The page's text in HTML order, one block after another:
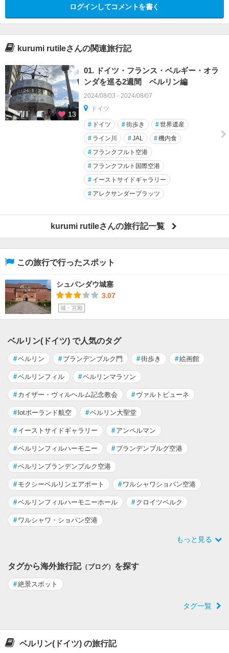
ログインしてコメントを書く
kurumi rutileさんの関連旅行記
13
01. ドイツ・フランス・ベルギー・オラ
ンダを巡る2週間 ベルリン編
2024/08/03 - 2024/08/07
ドイツ
# ドイツ #街歩き #世界遺産
# ライン川 #JAL #機内食
# フランクフルト空港
# フランクフルト国際空港
# イーストサイドギャラリー
# アレクサンダープラッツ
kurumi rutileさんの旅行記一覧
この旅行で行ったスポット
シュパンダウ城塞
3.07
城・宮殿
ベルリン(ドイツ) で人気のタグ
#ベルリン # ブランデンブルク門 #街歩き #絵画館
#ベルリンフィル #ベルリンマラソン
# カイザー・ヴィルヘルム記念教会 # ヴァルトビューネ
# lotポーランド航空 #ベルリン大聖堂
# イーストサイドギャラリー # アンペルマン
#ベルリンフィルハーモニー # ブランデンブルグ空港
#ベルリンブランデンブルク空港
# モクシーベルリンエアポート # ワルシャワショパン空港
#ベルリンフィルハーモニーホール # クロイツベルク
# ワルシャワ・ショパン空港
もっと見る
タグから海外旅行記（ブログ） を探す
#絶景スポット
タグ一覧
ベルリン(ドイツ) の旅行記